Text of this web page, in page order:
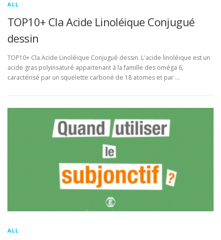
ALL
TOP10+ Cla Acide Linoléique Conjugué
dessin
TOP10+ Cla Acide Linoléique Conjugué dessin. L'acide linoléique est un
acide gras polyinsaturé appartenant à la famille des oméga 6,
caractérisé par un squelette carboné de 18 atomes et par …
ALL